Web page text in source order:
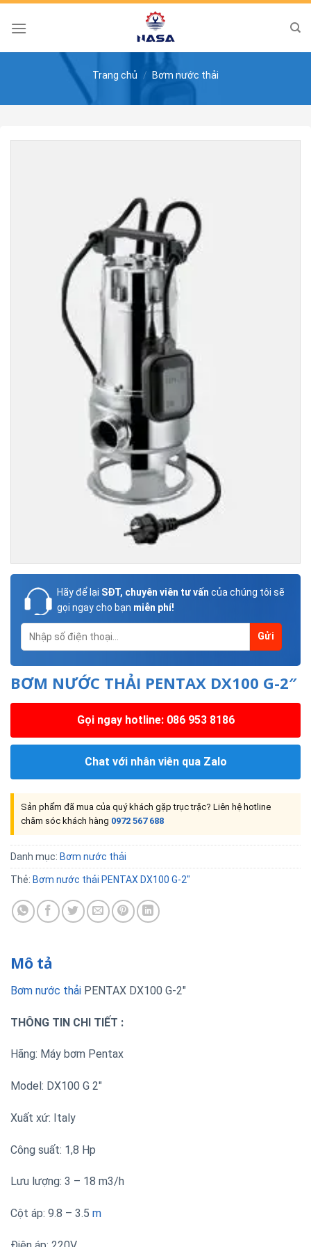
Skip
Trang chủ / Bơm nước thải
Hãy để lại SĐT, chuyên viên tư vấn của chúng tôi sẽ
gọi ngay cho bạn miễn phí!
BƠM NƯỚC THẢI PENTAX DX100 G-2″
Gọi ngay hotline: 086 953 8186
Chat với nhân viên qua Zalo
Sản phẩm đã mua của quý khách gặp trục trặc? Liên hệ hotline
chăm sóc khách hàng 0972 567 688
Danh mục: Bơm nước thải
Thẻ: Bơm nước thải PENTAX DX100 G-2"
Mô tả
Bơm nước thải PENTAX DX100 G-2″
THÔNG TIN CHI TIẾT :
Hãng: Máy bơm Pentax
Model: DX100 G 2″
Xuất xứ: Italy
Công suất: 1,8 Hp
Lưu lượng: 3 – 18 m3/h
Cột áp: 9.8 – 3.5 m